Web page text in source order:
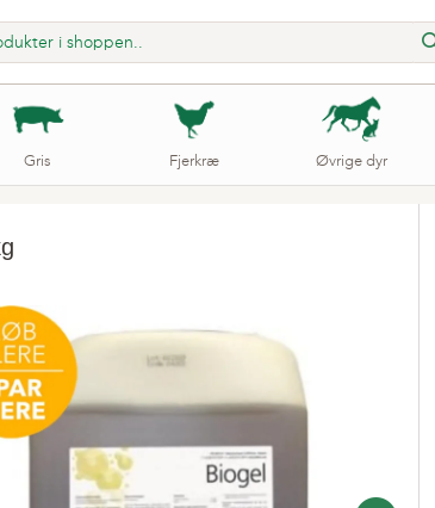
Gris Fjerkræ Øvrige dyr